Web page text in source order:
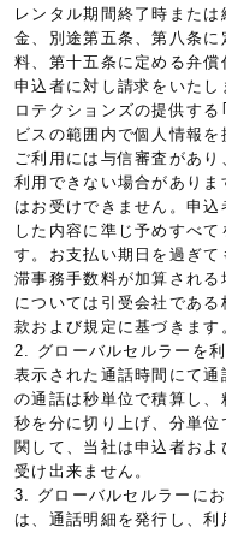
レンタル期間終了時また
金、別途第五条、第八条
料、第十五条に定める弁償
申込者に対し請求をいた
ロテクションズの提供す
ビスの範囲内で個人情報を
ご利用には与信審査があ
利用できない場合があり
はお受けできません。申
した内容に準じ予めすべ
す。お支払い期日を過ぎ
滞事務手数料が加算され
については引受会社であ
款および規定に基づきます
2. グローバルセルラーを
表示された通話時間にて通
の通話は秒単位で積算し、
秒を分に切り上げ、分単
関して、当社は申込者お
受け出来ません。
3. グローバルセルラーに
は、通話明細を発行し、